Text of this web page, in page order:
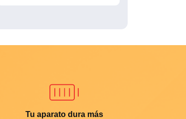
Tu aparato dura más